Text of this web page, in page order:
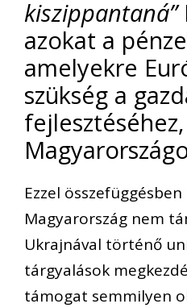
kiszippantaná”
azokat a
amelyekre
szükség a
Ezzel
Magyarország nem
Ukrajnával történő
tárgyalások
támogat semmilyen